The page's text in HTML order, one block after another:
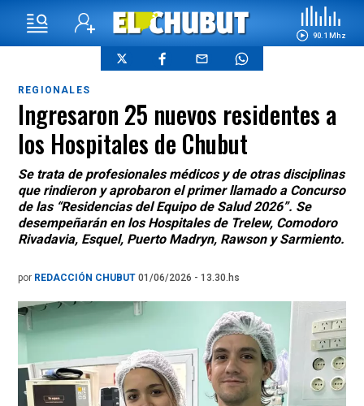
90.1 Mhz
REGIONALES
Ingresaron 25 nuevos residentes a
los Hospitales de Chubut
Se trata de profesionales médicos y de otras disciplinas
que rindieron y aprobaron el primer llamado a Concurso
de las “Residencias del Equipo de Salud 2026”. Se
desempeñarán en los Hospitales de Trelew, Comodoro
Rivadavia, Esquel, Puerto Madryn, Rawson y Sarmiento.
por REDACCIÓN CHUBUT 01/06/2026 - 13.30.hs